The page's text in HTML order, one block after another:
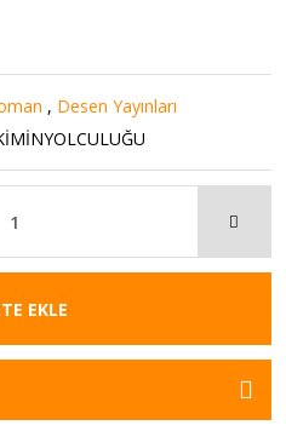
, Desen Yayınları
EKLE